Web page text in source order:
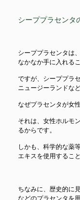
シーププラセンタ
シーププラセンタは
なかなか手に入れる
ですが、シーププラ
ニュージーランドな
なぜプラセンタが女
それは、女性ホルモ
るからです。
しかも、科学的な薬
エキスを使用するこ
ちなみに、歴史的に
などのプラセンタを